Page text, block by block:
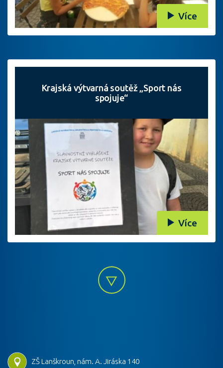
Více
Krajská výtvarná soutěž „Sport nás
spojuje“
Více
ZŠ Lanškroun, nám. A. Jiráska 140